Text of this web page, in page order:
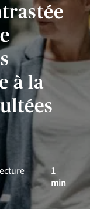
à la
1
min